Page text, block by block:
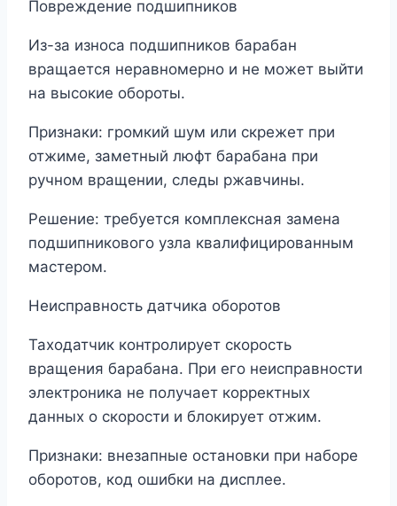
Повреждение подшипников
Из-за износа подшипников барабан
вращается неравномерно и не может выйти
на высокие обороты.
Признаки: громкий шум или скрежет при
отжиме, заметный люфт барабана при
ручном вращении, следы ржавчины.
Решение: требуется комплексная замена
подшипникового узла квалифицированным
мастером.
Неисправность датчика оборотов
Таходатчик контролирует скорость
вращения барабана. При его неисправности
электроника не получает корректных
данных о скорости и блокирует отжим.
Признаки: внезапные остановки при наборе
оборотов, код ошибки на дисплее.